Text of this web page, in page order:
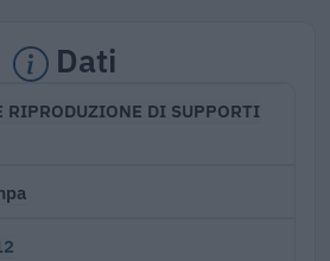
Dati
RIPRODUZIONE DI SUPPORTI